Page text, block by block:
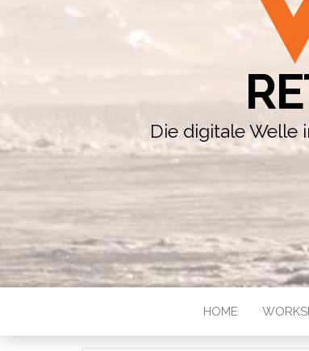
Die digitale Welle
HOME